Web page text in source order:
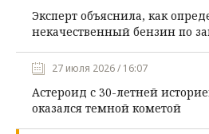
Эксперт объяснила, как
некачественный бензин по
27 июля 2026 / 16:07
Астероид с 30-летней
оказался темной кометой